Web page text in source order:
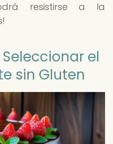
resistirse a la
el
sin Gluten